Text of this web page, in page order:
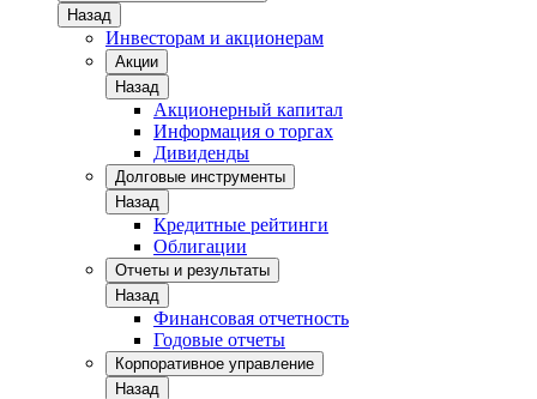
Назад
Инвесторам и акционерам
Акции
Назад
Акционерный капитал
Информация о торгах
Дивиденды
Долговые инструменты
Назад
Кредитные рейтинги
Облигации
Отчеты и результаты
Назад
Финансовая отчетность
Годовые отчеты
Корпоративное управление
Назад